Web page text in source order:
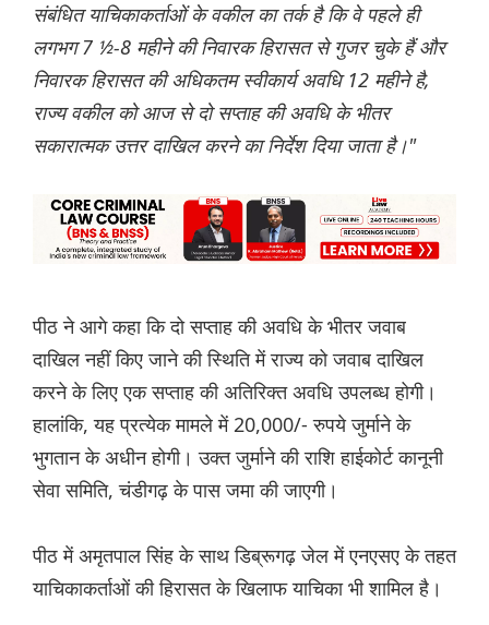
संबंधित याचिकाकर्ताओं के वकील का तर्क है कि वे पहले ही
लगभग 7 1⁄2-8 महीने की निवारक हिरासत से गुजर चुके हैं और
निवारक हिरासत की अधिकतम स्वीकार्य अवधि 12 महीने है,
राज्य वकील को आज से दो सप्ताह की अवधि के भीतर
सकारात्मक उत्तर दाखिल करने का निर्देश दिया जाता है।"
पीठ ने आगे कहा कि दो सप्ताह की अवधि के भीतर जवाब
दाखिल नहीं किए जाने की स्थिति में राज्य को जवाब दाखिल
करने के लिए एक सप्ताह की अतिरिक्त अवधि उपलब्ध होगी।
हालांकि, यह प्रत्येक मामले में 20,000/- रुपये जुर्माने के
भुगतान के अधीन होगी। उक्त जुर्माने की राशि हाईकोर्ट कानूनी
सेवा समिति, चंडीगढ़ के पास जमा की जाएगी।
पीठ में अमृतपाल सिंह के साथ डिब्रूगढ़ जेल में एनएसए के तहत
याचिकाकर्ताओं की हिरासत के खिलाफ याचिका भी शामिल है।